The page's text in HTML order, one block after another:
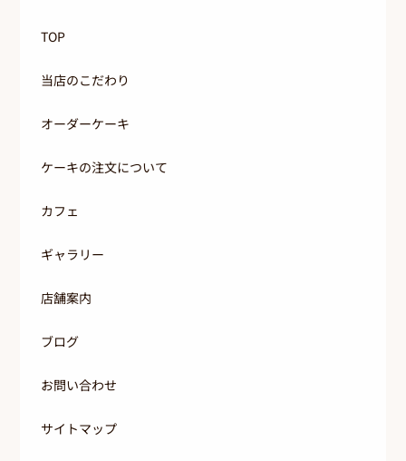
TOP
当店のこだわり
オーダーケーキ
ケーキの注文について
カフェ
ギャラリー
店舗案内
ブログ
お問い合わせ
サイトマップ